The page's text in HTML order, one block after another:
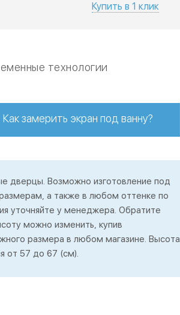
Купить в 1 клик
технологии
Как замерить экран под ванну?
дверцы. Возможно изготовление под
а также в любом оттенке по
уточняйте у менеджера. Обратите
можно изменить, купив
размера в любом магазине. Высота
от 57 до 67 (см).